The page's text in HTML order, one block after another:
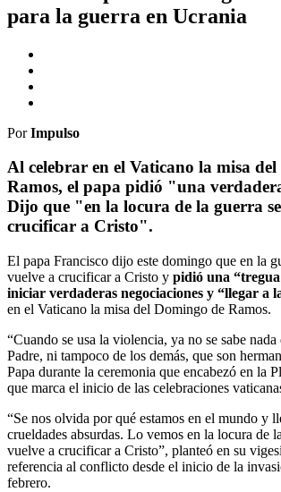
para la guerra en Ucrania
PorImpulso
Al celebrar en el Vaticano la misa
Ramos, el papa pidió "una
Dijo que "en la locura de la guerra
crucificar a Cristo".
El papa Francisco dijo este domingo que en la
vuelve a crucificar a Cristo y pidió una
iniciar verdaderas negociaciones y “llegar a
en el Vaticano la misa del Domingo de Ramos.
“Cuando se usa la violencia, ya no se sabe
Padre, ni tampoco de los demás, que son
Papa durante la ceremonia que encabezó en la
que marca el inicio de las celebraciones
“Se nos olvida por qué estamos en el mundo y
crueldades absurdas. Lo vemos en la locura de
vuelve a crucificar a Cristo”, planteó en su
referencia al conflicto desde el inicio de la
febrero.